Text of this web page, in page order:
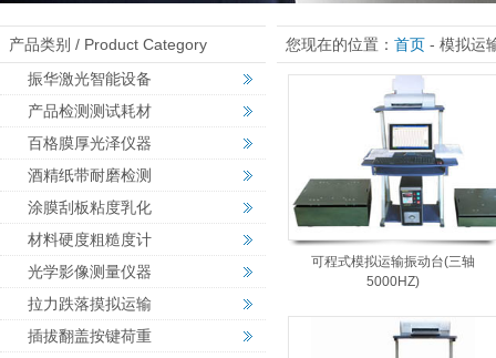
产品类别 / Product Category
振华激光智能设备
产品检测测试耗材
百格膜厚光泽仪器
酒精纸带耐磨检测
涂膜刮板粘度乳化
材料硬度粗糙度计
光学影像测量仪器
拉力跌落摸拟运输
插拔翻盖按键荷重
您现在的位置： 首页 - 模拟运
可程式模拟运输振动台(三轴
5000HZ)